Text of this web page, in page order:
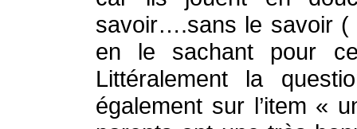
savoir….sans le savoir (
en le sachant pour
Littéralement la
également sur l’item «